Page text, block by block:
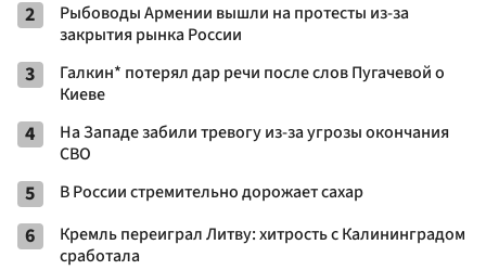
2
Рыбоводы Армении вышли на протесты из-за
закрытия рынка России
3
Галкин* потерял дар речи после слов Пугачевой о
Киеве
4
На Западе забили тревогу из-за угрозы окончания
СВО
5 В России стремительно дорожает сахар
6
Кремль переиграл Литву: хитрость с Калининградом
сработала